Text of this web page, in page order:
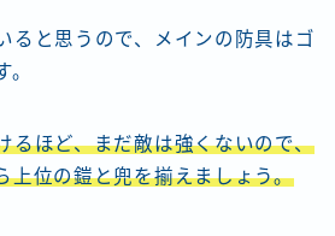
ると思うので、メインの防具はゴ
るほど、まだ敵は強くないので、
上位の鎧と兜を揃えましょう。